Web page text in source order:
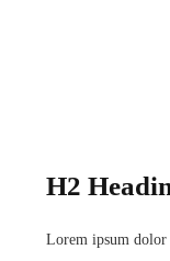
H2
Lorem ipsum dolor